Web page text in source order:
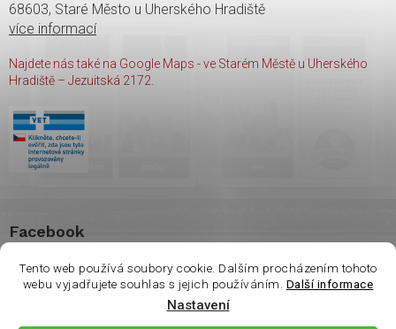
Tento web používá soubory cookie. Dalším procházením tohoto
webu vyjadřujete souhlas s jejich používáním. Další informace
Nastavení
68603, Staré Město u Uherského Hradiště
více informací
Najdete nás také na Google Maps - ve Starém Městě u Uherského
Hradiště – Jezuitská 2172.
Facebook